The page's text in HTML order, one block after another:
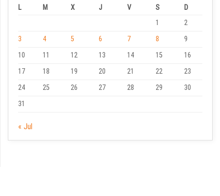
L M X J V S
D
1
2
3
4 5 6 7 8
9
10
11 12 13 14 15
16
17
18 19 20 21 22
23
24
25 26 27 28 29
30
31
« Jul